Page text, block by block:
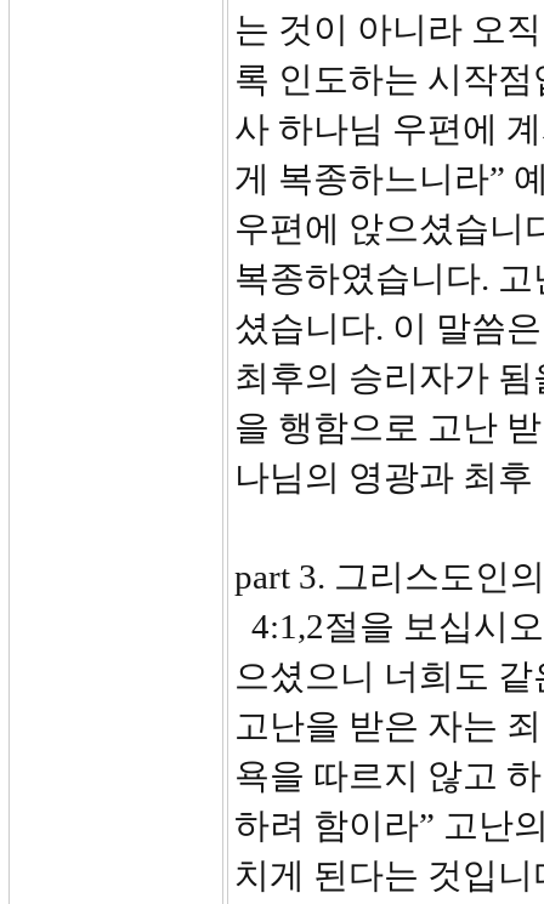
는 것이 아니라 오
록 인도하는 시작
사 하나님 우편에
게 복종하느니라”
우편에 앉으셨습니
복종하였습니다.
셨습니다. 이 말씀
최후의 승리자가
을 행함으로 고난
나님의 영광과 최
part 3. 그리스도인
4:1,2절을 보십시
으셨으니 너희도
고난을 받은 자는
욕을 따르지 않고
하려 함이라” 고난
치게 된다는 것입